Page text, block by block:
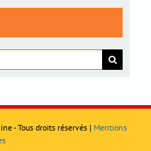
- Tous droits réservés | Mentions